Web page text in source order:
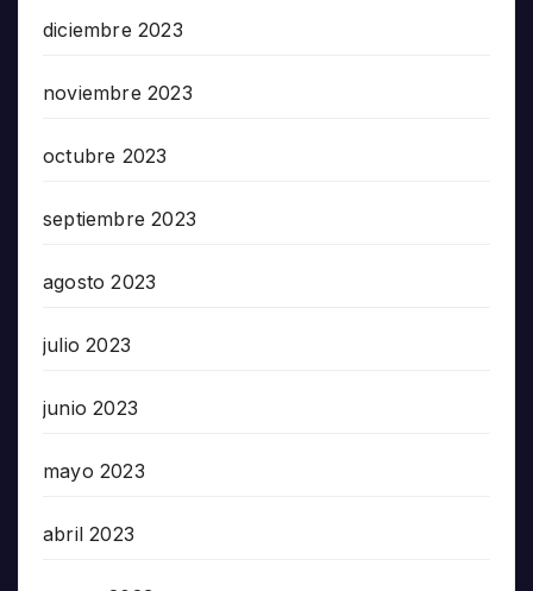
diciembre 2023
noviembre 2023
octubre 2023
septiembre 2023
agosto 2023
julio 2023
junio 2023
mayo 2023
abril 2023